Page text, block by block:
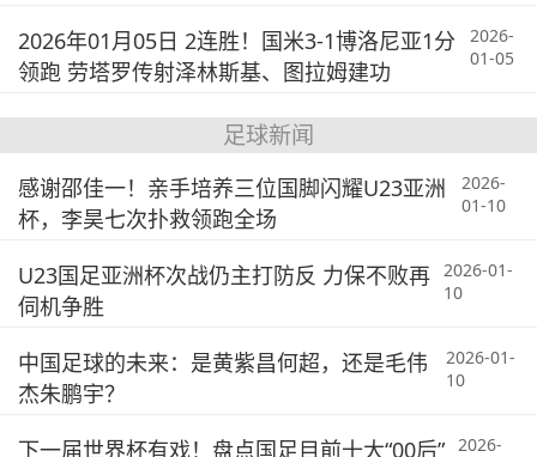
2026年01月05日 2连胜！国米3-1博洛尼亚1分
领跑 劳塔罗传射泽林斯基、图拉姆建功
2026-
01-05
足球新闻
感谢邵佳一！亲手培养三位国脚闪耀U23亚洲
杯，李昊七次扑救领跑全场
2026-
01-10
U23国足亚洲杯次战仍主打防反 力保不败再
伺机争胜
2026-01-
10
中国足球的未来：是黄紫昌何超，还是毛伟
杰朱鹏宇？
2026-01-
10
下一届世界杯有戏！盘点国足目前十大“00后” 2026-